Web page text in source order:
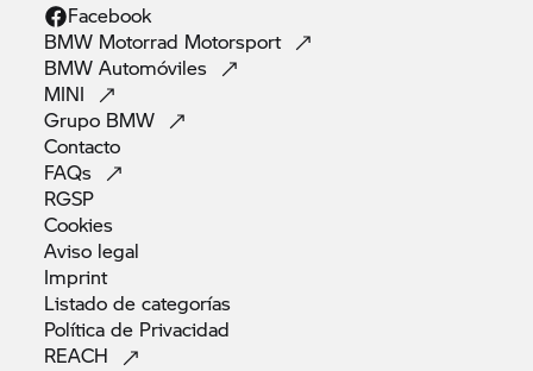
Facebook
BMW Motorrad Motorsport
BMWAutomóviles
MINI
Grupo BMW
Contacto
FAQs
RGSP
Cookies
Aviso legal
Imprint
Listado decategorías
Política de Privacidad
REACH